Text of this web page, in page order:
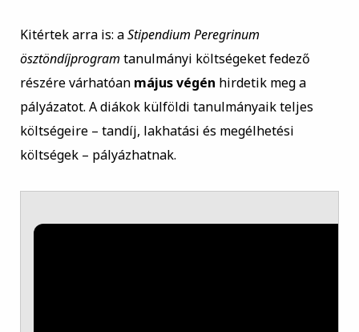
Kitértek arra is: aStipendium Peregrinum
ösztöndíjprogram tanulmányi költségeket fedező
részére várhatóan május végén hirdetik meg a
pályázatot. A diákok külföldi tanulmányaik teljes
költségeire – tandíj, lakhatási és megélhetési
költségek – pályázhatnak.